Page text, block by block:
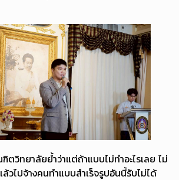
ทยาลัยย้ำว่าแต่ถ้าแบบไม่ทำอะไรเลย ไม่
ล้วไปจ้างคนทำแบบสำเร็จรูปอันนี้รับไม่ได้